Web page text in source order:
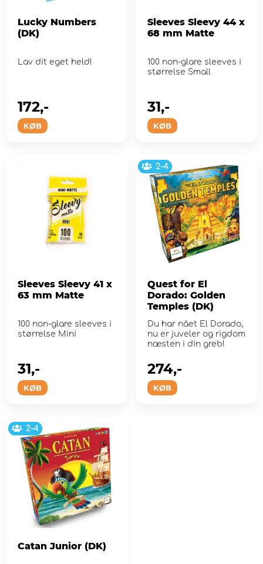
Lucky Numbers
(DK)
Lav dit eget held!
KØB
172,-
Sleeves Sleevy 44 x
68 mm Matte
100 non-glare sleeves i
størrelse Small
KØB
31,-
Sleeves Sleevy 41 x
63 mm Matte
100 non-glare sleeves i
størrelse Mini
KØB
31,-
2-4
Quest for El
Dorado: Golden
Temples (DK)
Du har nået El Dorado,
nu er juveler og rigdom
næsten i din greb!
KØB
274,-
2-4
Catan Junior (DK)